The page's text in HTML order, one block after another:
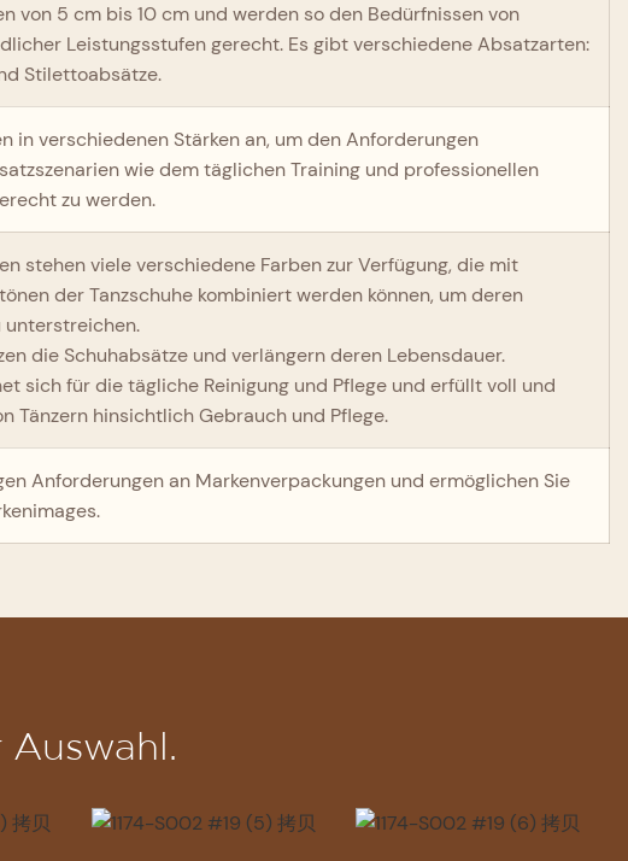
von 5 cm bis 10 cm und werden so den Bedürfnissen von
Leistungsstufen gerecht. Es gibt verschiedene Absatzarten:
Stilettoabsätze.
in verschiedenen Stärken an, um den Anforderungen
wie dem täglichen Training und professionellen
zu werden.
stehen viele verschiedene Farben zur Verfügung, die mit
der Tanzschuhe kombiniert werden können, um deren
unterstreichen.
die Schuhabsätze und verlängern deren Lebensdauer.
sich für die tägliche Reinigung und Pflege und erfüllt voll und
Tänzern hinsichtlich Gebrauch und Pflege.
Anforderungen an Markenverpackungen und ermöglichen Sie
Auswahl.